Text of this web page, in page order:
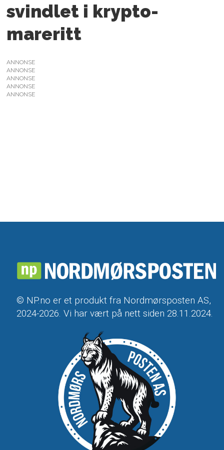
svindlet i krypto-
mareritt
ANNONSE
ANNONSE
ANNONSE
ANNONSE
ANNONSE
© NP.no er et produkt fra Nordmørsposten AS,
2024-2026. Vi har vært på nett siden 28.11.2024.